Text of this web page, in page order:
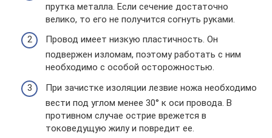
прутка металла. Если сечение достаточно
велико, то его не получится согнуть руками.
Провод имеет низкую пластичность. Он
подвержен изломам, поэтому работать с ним
необходимо с особой осторожностью.
При зачистке изоляции лезвие ножа необходимо
вести под углом менее 30° к оси провода. В
противном случае острие врежется в
токоведущую жилу и повредит ее.